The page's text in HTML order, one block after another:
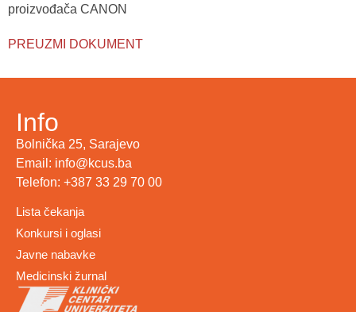
proizvođača CANON
PREUZMI DOKUMENT
Info
Bolnička 25, Sarajevo
Email: info@kcus.ba
Telefon: +387 33 29 70 00
Lista čekanja
Konkursi i oglasi
Javne nabavke
Medicinski žurnal